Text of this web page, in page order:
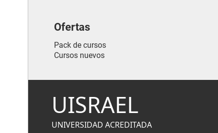
Ofertas
Pack de cursos
Cursos nuevos
UISRAEL
UNIVERSIDAD ACREDITADA